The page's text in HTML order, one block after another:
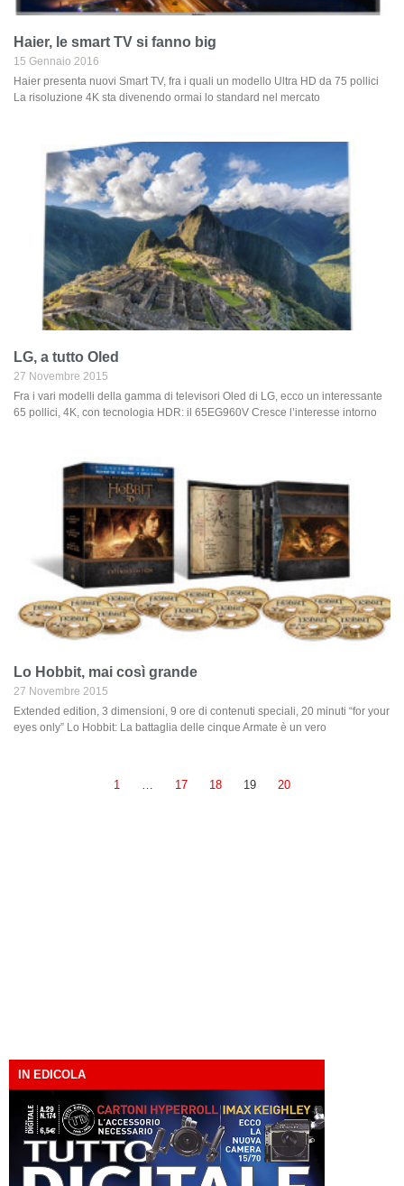
Haier, le smart TV si fanno big
15 Gennaio 2016
Haier presenta nuovi Smart TV, fra i quali un modello Ultra HD da 75 pollici
La risoluzione 4K sta divenendo ormai lo standard nel mercato
LG, a tutto Oled
27 Novembre 2015
Fra i vari modelli della gamma di televisori Oled di LG, ecco un interessante
65 pollici, 4K, con tecnologia HDR: il 65EG960V Cresce l’interesse intorno
Lo Hobbit, mai così grande
27 Novembre 2015
Extended edition, 3 dimensioni, 9 ore di contenuti speciali, 20 minuti “for your
eyes only” Lo Hobbit: La battaglia delle cinque Armate è un vero
1 … 17 18 19 20
IN EDICOLA